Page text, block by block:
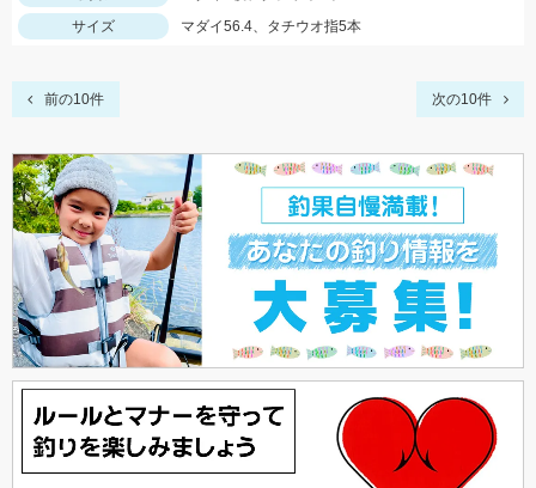
サイズ
マダイ56.4、タチウオ指5本
前の10件 次の10件